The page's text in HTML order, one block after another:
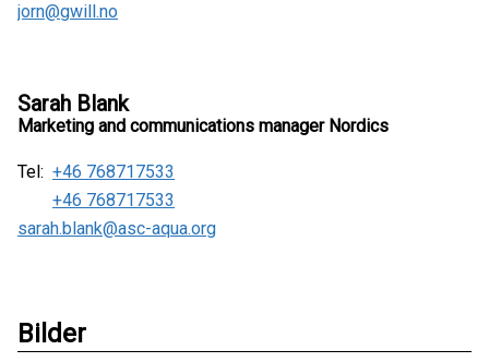
jorn@gwill.no
Sarah Blank
Marketing and communications manager Nordics
Tel: +46 768717533
+46 768717533
sarah.blank@asc-aqua.org
Bilder